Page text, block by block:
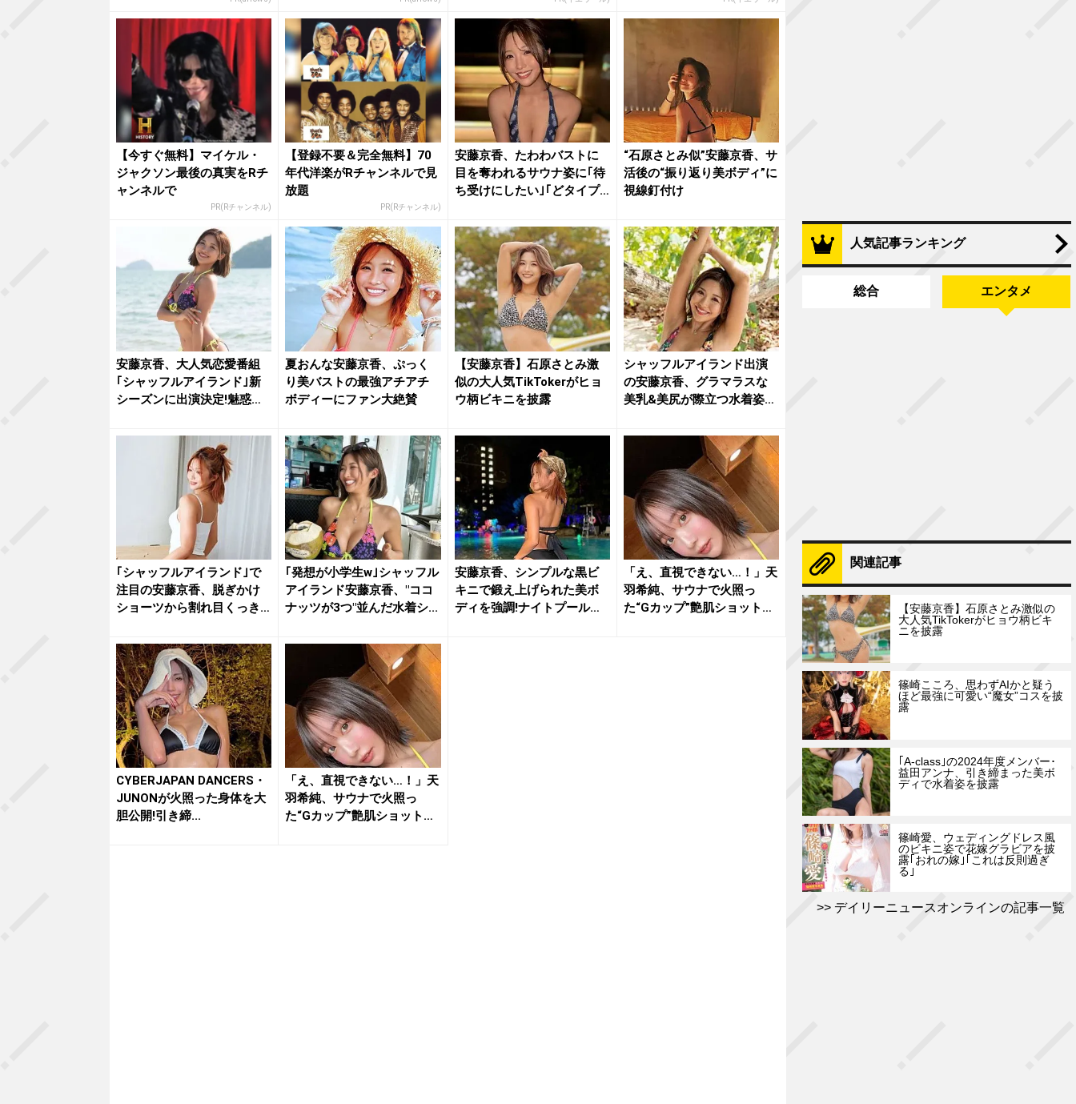
【今すぐ無料】マイケル・
ジャクソン最後の真実をRチ
ャンネルで
PR(Rチャンネル)
【登録不要＆完全無料】70
年代洋楽がRチャンネルで見
放題
PR(Rチャンネル)
安藤京香、たわわバストに
目を奪われるサウナ姿に｢待
ち受けにしたい｣｢どタイプ
“石原さとみ似”安藤京香、サ
活後の“振り返り美ボディ”に
視線釘付け
安藤京香、大人気恋愛番組
｢シャッフルアイランド｣新
シーズンに出演決定!魅惑の
夏おんな安藤京香、ぷっく
り美バストの最強アチアチ
ボディーにファン大絶賛
【安藤京香】石原さとみ激
似の大人気TikTokerがヒョ
ウ柄ビキニを披露
シャッフルアイランド出演
の安藤京香、グラマラスな
美乳&美尻が際立つ水着姿を
｢シャッフルアイランド｣で
注目の安藤京香、脱ぎかけ
ショーツから割れ目くっき
｢発想が小学生w｣シャッフル
アイランド安藤京香、"ココ
ナッツが3つ"並んだ水着シ...
安藤京香、シンプルな黒ビ
キニで鍛え上げられた美ボ
ディを強調!ナイトプールを
「え、直視できない…！」天
羽希純、サウナで火照っ
た“Gカップ”艶肌ショットが
CYBERJAPAN DANCERS・
JUNONが火照った身体を大
胆公開!引き締...
「え、直視できない…！」天
羽希純、サウナで火照っ
た“Gカップ”艶肌ショットが
人気記事ランキング
総合 エンタメ
関連記事
【安藤京香】石原さとみ激似の
大人気TikTokerがヒョウ柄ビキ
ニを披露
篠崎こころ、思わずAIかと疑う
ほど最強に可愛い“魔女”コスを披
露
｢A-class｣の2024年度メンバー･
益田アンナ、引き締まった美ボ
ディで水着姿を披露
篠崎愛、ウェディングドレス風
のビキニ姿で花嫁グラビアを披
露｢おれの嫁｣｢これは反則過ぎ
る｣
デイリーニュースオンラインの記事一覧